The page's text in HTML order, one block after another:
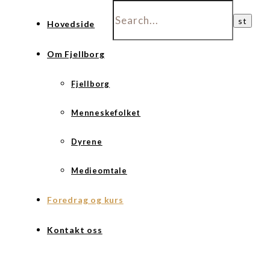
Hovedside
Om Fjellborg
Fjellborg
Menneskefolket
Dyrene
Medieomtale
Foredrag og kurs
Kontakt oss